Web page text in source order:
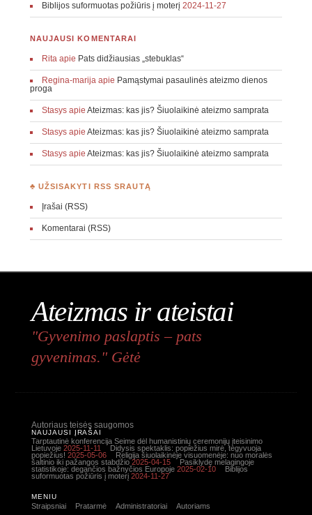
Biblijos suformuotas požiūris į moterį 2024-11-27
NAUJAUSI KOMENTARAI
Ritaapie Pats didžiausias „stebuklas“
Regina-marijaapie Pamąstymai pasaulinės ateizmo dienos
proga
Stasysapie Ateizmas: kas jis? Šiuolaikinė ateizmo samprata
Stasysapie Ateizmas: kas jis? Šiuolaikinė ateizmo samprata
Stasysapie Ateizmas: kas jis? Šiuolaikinė ateizmo samprata
♣ UŽSISAKYTI RSS SRAUTĄ
Įrašai (RSS)
Komentarai (RSS)
Ateizmas ir ateistai
"Gyvenimo paslaptis – pats
gyvenimas." Gėtė
Autoriaus teisės saugomos
NAUJAUSI ĮRAŠAI
Tarptautinė konferencija Seime dėl humanistinių ceremonijų įteisinimo
Lietuvoje 2025-11-11
Didysis spektaklis: popiežius mirė, tegyvuoja
popiežius! 2025-05-06
Religija šiuolaikinėje visuomenėje: nuo moralės
šaltinio iki pažangos stabdžio 2025-04-15
Pasiklydę melagingoje
statistikoje: degančios bažnyčios Europoje 2025-02-10
Biblijos
suformuotas požiūris į moterį 2024-11-27
MENIU
Straipsniai Pratarmė Administratoriai Autoriams